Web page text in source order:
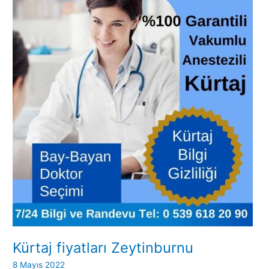
Kürtaj fiyatları Zeytinburnu
8 Mayıs 2022
fiyatları
Zeytinburnu